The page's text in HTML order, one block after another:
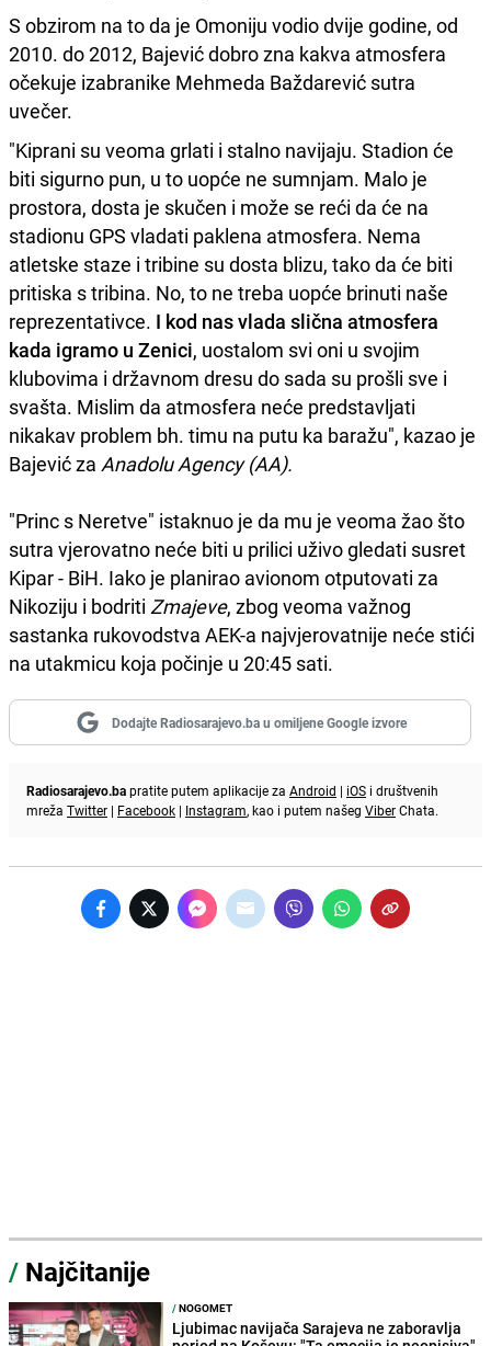
S obzirom na to da je Omoniju vodio dvije godine, od
2010. do 2012, Bajević dobro zna kakva atmosfera
očekuje izabranike Mehmeda Baždarević sutra
uvečer.
"Kiprani su veoma grlati i stalno navijaju. Stadion će
biti sigurno pun, u to uopće ne sumnjam. Malo je
prostora, dosta je skučen i može se reći da će na
stadionu GPS vladati paklena atmosfera. Nema
atletske staze i tribine su dosta blizu, tako da će biti
pritiska s tribina. No, to ne treba uopće brinuti naše
reprezentativce. I kod nas vlada slična atmosfera
kada igramo u Zenici, uostalom svi oni u svojim
klubovima i državnom dresu do sada su prošli sve i
svašta. Mislim da atmosfera neće predstavljati
nikakav problem bh. timu na putu ka baražu", kazao je
Bajević za Anadolu Agency (AA).
"Princ s Neretve" istaknuo je da mu je veoma žao što
sutra vjerovatno neće biti u prilici uživo gledati susret
Kipar - BiH. Iako je planirao avionom otputovati za
Nikoziju i bodriti Zmajeve, zbog veoma važnog
sastanka rukovodstva AEK-a najvjerovatnije neće stići
na utakmicu koja počinje u 20:45 sati.
Dodajte Radiosarajevo.ba u omiljene Google izvore
Radiosarajevo.bapratite putem aplikacije za Android | iOS i društvenih
mreža Twitter | Facebook | Instagram, kao i putem našeg ViberChata.
/ Najčitanije
/NOGOMET
Ljubimac navijača Sarajeva ne zaboravlja